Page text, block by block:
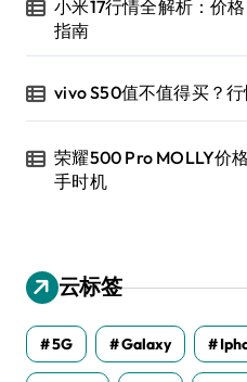
小米17行情全解析：价
指南
vivo S50值不值得买？
荣耀500 Pro MOLLY价
手时机
云标签
5G Galaxy